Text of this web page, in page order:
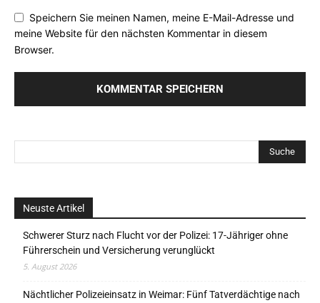
Speichern Sie meinen Namen, meine E-Mail-Adresse und
meine Website für den nächsten Kommentar in diesem
Browser.
Neuste Artikel
Schwerer Sturz nach Flucht vor der Polizei: 17-Jähriger ohne
Führerschein und Versicherung verunglückt
5. August 2026
Nächtlicher Polizeieinsatz in Weimar: Fünf Tatverdächtige nach